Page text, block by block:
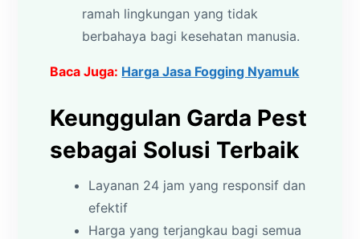
ramah lingkungan yang tidak
berbahaya bagi kesehatan manusia.
Baca Juga: Harga Jasa Fogging Nyamuk
Keunggulan Garda Pest
sebagai Solusi Terbaik
Layanan 24 jam yang responsif dan
efektif
Harga yang terjangkau bagi semua